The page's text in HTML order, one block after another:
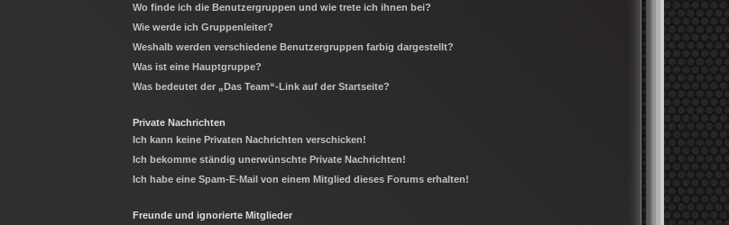
Wo finde ich die Benutzergruppen und wie trete ich ihnen bei?
Wie werde ich Gruppenleiter?
Weshalb werden verschiedene Benutzergruppen farbig dargestellt?
Was ist eine Hauptgruppe?
Was bedeutet der „Das Team“-Link auf der Startseite?
Private Nachrichten
Ich kann keine Privaten Nachrichten verschicken!
Ich bekomme ständig unerwünschte Private Nachrichten!
Ich habe eine Spam-E-Mail von einem Mitglied dieses Forums erhalten!
Freunde und ignorierte Mitglieder